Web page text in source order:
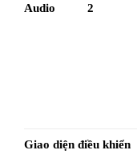
Audio 2
Giao diện điều khiển